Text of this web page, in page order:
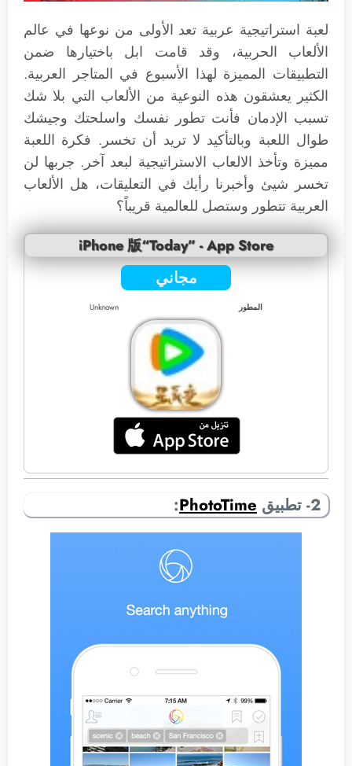
لعبة استراتيجية عربية تعد الأولى من نوعها في عالم
الألعاب الحربية، وقد قامت ابل باختيارها ضمن
التطبيقات المميزة لهذا الأسبوع في المتاجر العربية.
الكثير يعشقون هذه النوعية من الألعاب التي بلا شك
تسبب الإدمان فأنت تطور نفسك واسلحتك وجيشك
طوال اللعبة وبالتأكيد لا تريد أن تخسر. فكرة اللعبة
مميزة وتأخذ الالعاب الاستراتيجية لبعد آخر. جربها لن
تخسر شيئ وأخبرنا رأيك في التعليقات، هل الألعاب
العربية تتطور وستصل للعالمية قريباً؟
iPhone 版“Today” - App Store
مجاني
المطور Unknown
2- تطبيق PhotoTime
: